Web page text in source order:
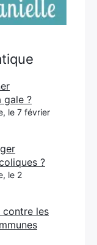
gale ?
le 7 février
?
le 2
contre les